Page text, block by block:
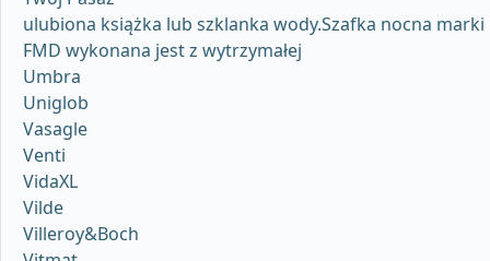
ulubiona książka lub szklanka wody.Szafka nocna marki
FMD wykonana jest z wytrzymałej
Umbra
Uniglob
Vasagle
Venti
VidaXL
Vilde
Villeroy&Boch